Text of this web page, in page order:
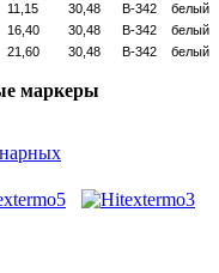
11,15 30,48 B-342
белый
16,40 30,48 B-342
белый
21,60 30,48 B-342 белый
маркеры